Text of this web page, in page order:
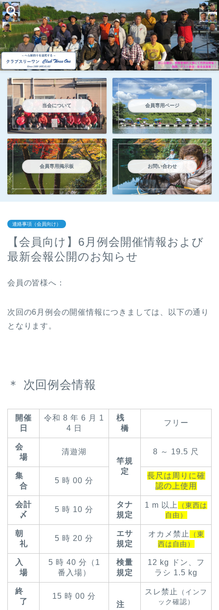
当会について 会員専用ページ
会員専用掲示板 お問い合わせ
連絡事項（会員向け）
【会員向け】6月例会開催情報および
最新会報公開のお知らせ
会員の皆様へ：
次回の6月例会の開催情報につきましては、以下の通り
となります。
＊ 次回例会情報
開催
日
令和 8 年 6 月 1
4 日
桟
橋
フリー
会
場
清遊湖
竿規
定
8 ～ 19.5 尺
集
合
5 時 00 分
長尺は周りに確
認の上使用
会計
〆
5 時 10 分
タナ
規定
1 m 以上
（東西は
自由）
朝
礼
5 時 20 分
エサ
規定
オカメ禁止
（東
西は自由）
入
場
5 時 40 分（1
番入場）
検量
規定
12 kg ドン、フ
ラシ 1.5 kg
終
了
15 時 00 分
注
スレ禁止
（インフ
ック確認）